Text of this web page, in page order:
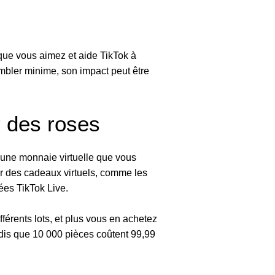
vous aimez et aide TikTok à
minime, son impact peut être
des roses
monnaie virtuelle que vous
des cadeaux virtuels, comme les
TikTok Live.
lots, et plus vous en achetez
que 10 000 pièces coûtent 99,99